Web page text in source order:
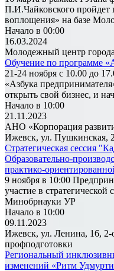
П.И.Чайковского пройдет
воплощения» на базе
Начало в 00:00
16.03.2024
Молодежный центр
Обучение по программе
21-24 ноября с 10.00 до
«Азбука
открыть свой бизнес, и
Начало в 10:00
21.11.2023
АНО «Корпорация
Ижевск, ул. Пушкинская,
Стратегическая сессия
Образовательно-
практико-
9 ноября в 10:00
участие в стратегической
Минобрнауки УР
Начало в 10:00
09.11.2023
Ижевск, ул. Ленина, 16,
профподготовки
Региональный
изменений «Ритм